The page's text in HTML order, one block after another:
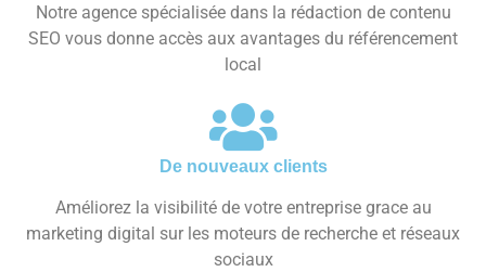
Notre agence spécialisée dans la rédaction de contenu
SEO vous donne accès aux avantages du référencement
local
De nouveaux clients
Améliorez la visibilité de votre entreprise grace au
marketing digital sur les moteurs de recherche et réseaux
sociaux